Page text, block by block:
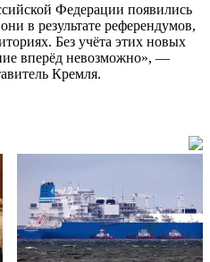
Федерации появились
в результате референдумов,
Без учёта этих новых
вперёд невозможно», —
Кремля.